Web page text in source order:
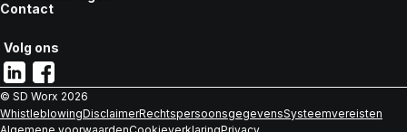
Contact
Volg ons
© SD Worx 2026
WhistleblowingDisclaimerRechtspersoonsgegevensSysteemvereisten